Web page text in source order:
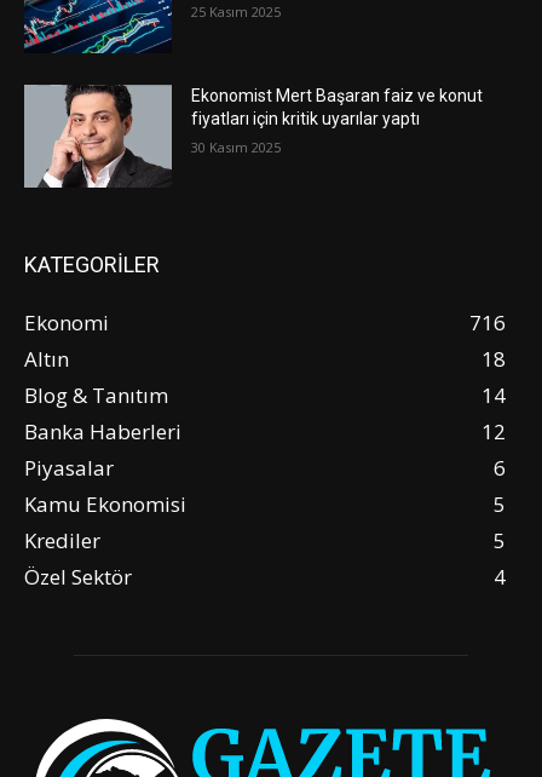
25 Kasım 2025
Ekonomist Mert Başaran faiz ve konut
fiyatları için kritik uyarılar yaptı
30 Kasım 2025
KATEGORİLER
Ekonomi
716
Altın
18
Blog & Tanıtım
14
Banka Haberleri
12
Piyasalar
6
Kamu Ekonomisi
5
Krediler
5
Özel Sektör
4